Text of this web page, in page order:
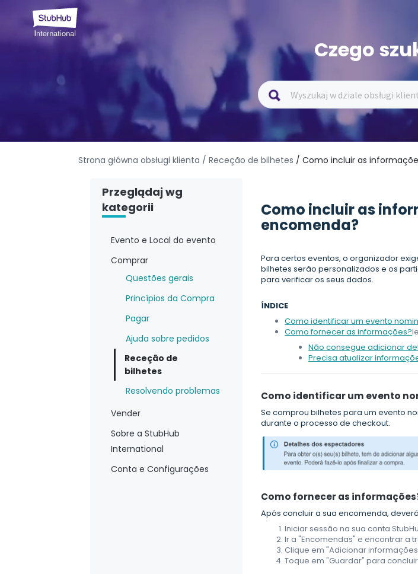
Czego
Strona główna obsługi klienta / Receção de bilhetes / Como incluir as
Przeglądaj wg
kategorii
Evento e Local do evento
Comprar
Questões gerais
Princípios da Compra
Pagar
Ajuda sobre pedidos
Receção de
bilhetes
Resolvendo problemas
Vender
Sobre a StubHub
International
Conta e Configurações
Como incluir as
encomenda?
Para certos eventos, o organizador
bilhetes serão personalizados e os
para verificar os seus dados.
ÍNDICE
Como identificar um evento
Como fornecer as informações?
Não consegue adicionar
Precisa atualizar
Como identificar um evento
Se comprou bilhetes para um evento
durante o processo de checkout.
Como fornecer as
Após concluir a sua encomenda,
Iniciar sessão na sua conta
Ir a "Encomendas" e encontrar a
Clique em "Adicionar
Toque em "Guardar" para concluir